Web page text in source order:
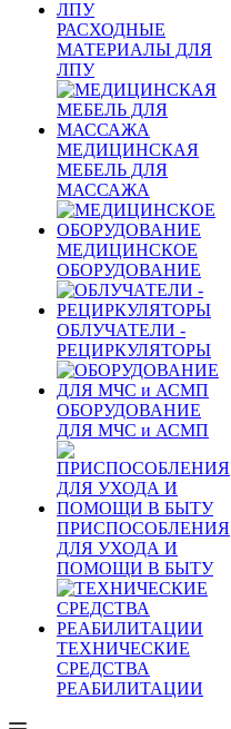
РАСХОДНЫЕ
МАТЕРИАЛЫ ДЛЯ
ЛПУ
МЕДИЦИНСКАЯ
МЕБЕЛЬ ДЛЯ
МАССАЖА
МЕДИЦИНСКОЕ
ОБОРУДОВАНИЕ
ОБЛУЧАТЕЛИ -
РЕЦИРКУЛЯТОРЫ
ОБОРУДОВАНИЕ
ДЛЯ МЧС и АСМП
ПРИСПОСОБЛЕНИЯ
ДЛЯ УХОДА И
ПОМОЩИ В БЫТУ
ТЕХНИЧЕСКИЕ
СРЕДСТВА
РЕАБИЛИТАЦИИ